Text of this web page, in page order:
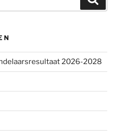
2026-2028